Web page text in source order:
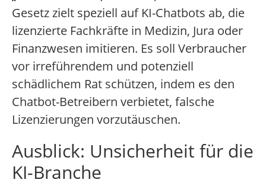
Gesetz zielt speziell auf KI-Chatbots ab, die
lizenzierte Fachkräfte in Medizin, Jura oder
Finanzwesen imitieren. Es soll Verbraucher
vor irreführendem und potenziell
schädlichem Rat schützen, indem es den
Chatbot-Betreibern verbietet, falsche
Lizenzierungen vorzutäuschen.
Ausblick: Unsicherheit für die
KI-Branche